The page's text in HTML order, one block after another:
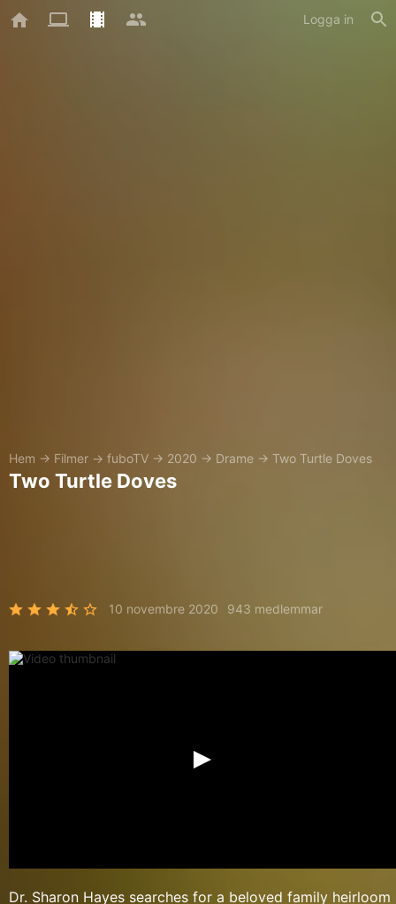
Logga in
Hem → Filmer → fuboTV → 2020 → Drame → Two Turtle Doves
Two Turtle Doves
10 novembre 2020 943 medlemmar
Dr. Sharon Hayes searches for a beloved family heirloom